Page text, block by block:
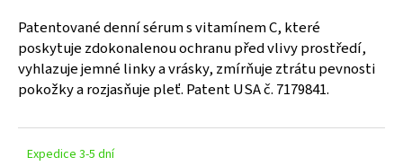
Patentované denní sérum s vitamínem C, které
poskytuje zdokonalenou ochranu před vlivy prostředí,
vyhlazuje jemné linky a vrásky, zmírňuje ztrátu pevnosti
pokožky a rozjasňuje pleť. Patent USA č. 7179841.
Expedice 3-5 dní
a
j
í
t